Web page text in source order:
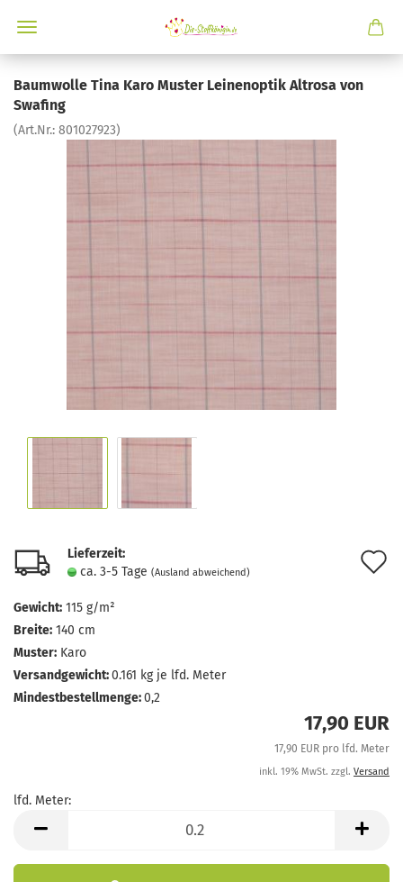
Baumwolle Tina Karo Muster Leinenoptik Altrosa von
Swafing
(Art.Nr.: 801027923)
Lieferzeit:
ca. 3-5 Tage (Ausland abweichend)
Gewicht: 115 g/m²
Breite: 140 cm
Muster: Karo
Versandgewicht:0.161 kg je lfd. Meter
Mindestbestellmenge:0,2
17,90 EUR
17,90 EUR pro lfd. Meter
inkl. 19% MwSt. zzgl. Versand
lfd. Meter:
Meter